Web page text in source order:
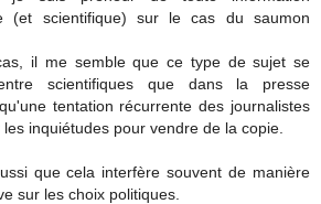
(et scientifique) sur le cas du saumon
il me semble que ce type de sujet se
scientifiques que dans la presse
tentation récurrente des journalistes
inquiétudes pour vendre de la copie.
que cela interfère souvent de manière
sur les choix politiques.